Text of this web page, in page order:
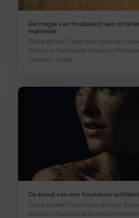
De magie van houtskool: een
expressie
Goed artikel? Deel hem dan op:
Share on Facebook Share on
LinkedIn Share
De kunst van een houtskool
Goed artikel? Deel hem dan op:
Share on Facebook Share on